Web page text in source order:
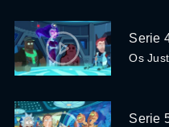
Serie
Os
Serie